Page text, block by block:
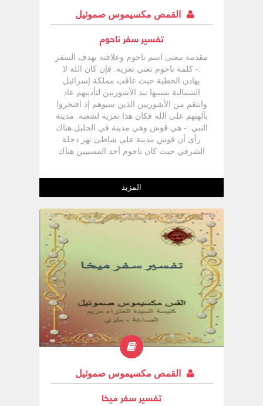
القمص مكسيموس صموئيل
تفسير سفر ناحوم
مقدمة معنى اسم ناحوم وعلاقته بهدف السفر
:- كلمة ناحوم تعني تعزية. فإن كان الله لا
يهادن الخطية حيث عاقب مملكة إسرائيل
الشمالية بسبيها بيد الأشوريين لتأديبهم عاد
وانتقم من الأشوريين الذين سبوهم إذ افتخروا
بآلهتهم على الله فكان هذا تعزية لشعبه. مدينة
النبي :- هي قوش وهي مدينة في الجليل.هناك
رأى أن قوش مدينة على شاطئ نهر دجلة
الشرقي حيث كان ناحوم أحد المسبيين هناك
لأورشليم وكانت إسرائيل قد سبيت هل رآه
من أرض السبي!! زمان كتابة السفر:- -كتب
السفر بعد انفكاك حصار أورشليم بواسطة
سنحاريب بعدما أمات الملاك 185 ألف من
جيوشه أي في زمان حزقيا ملك يهوذا.حضر
النبي سبي أشور للمملكة الشمالية وهرب إلى
أورشليم ثم حاصرتها جيوش سنحاريب ثم
انفكت عنها بعد موت 185 ألف جندي بواسطة
المزيد
القمص مكسيموس صموئيل
تفسير سفر ميخا